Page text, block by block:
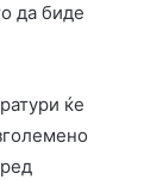
да биде
ќе